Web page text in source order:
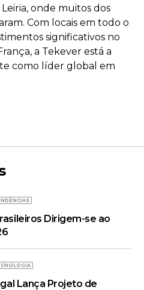
onde muitos dos
Com locais em todo o
significativos no
a Tekever está a
como líder global em
Dirigem-se ao
Lança Projeto de